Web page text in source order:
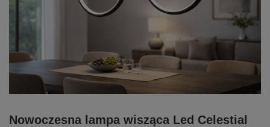
Nowoczesna lampa wisząca Led Celestial